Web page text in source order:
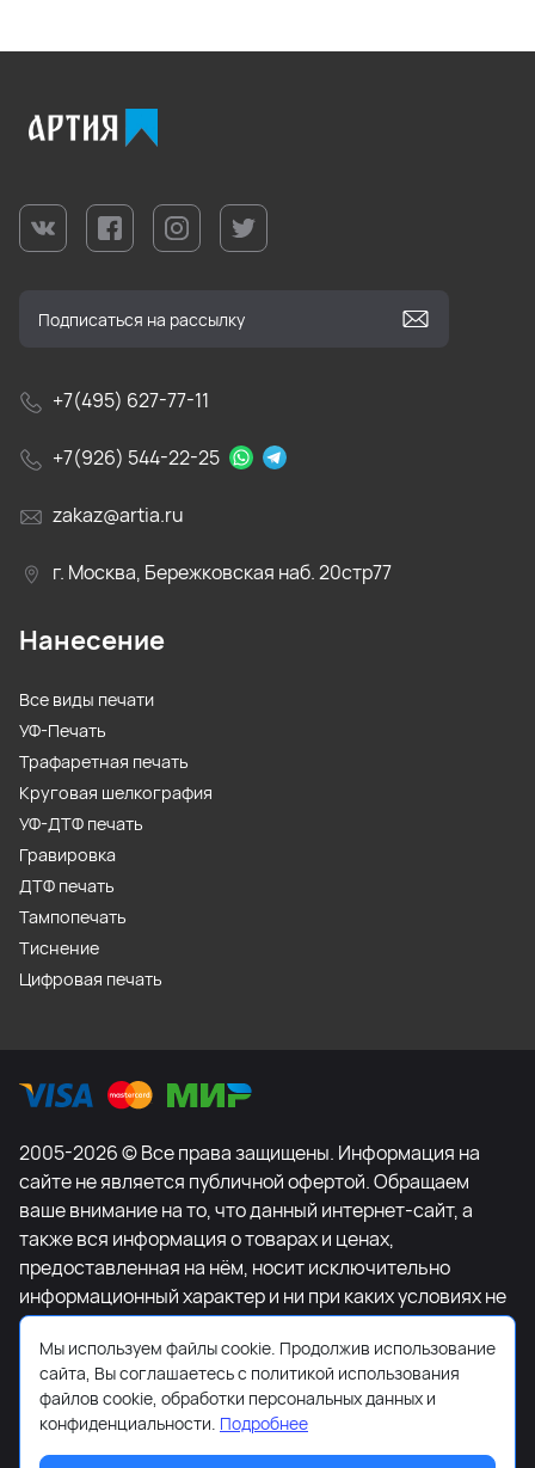
+7(495) 627-77-11
+7(926) 544-22-25
zakaz@artia.ru
г. Москва, Бережковская наб. 20стр77
Нанесение
Все виды печати
УФ-Печать
Трафаретная печать
Круговая шелкография
УФ-ДТФ печать
Гравировка
ДТФ печать
Тампопечать
Тиснение
Цифровая печать
2005-2026 © Все права защищены. Информация на
сайте не является публичной офертой. Обращаем
ваше внимание на то, что данный интернет-сайт, а
также вся информация о товарах и ценах,
предоставленная на нём, носит исключительно
информационный характер и ни при каких условиях не
является публичной офертой, определяемой
положениями Статьи 437 Гражданского кодекса
Российской Федерации. Для получения подробной
информации о наличии и стоимости указанных
товаров и (или) услуг, пожалуйста, обращайтесь к
Мы используем файлы cookie. Продолжив использование
сайта, Вы соглашаетесь с политикой использования
файлов cookie, обработки персональных данных и
конфиденциальности. Подробнее